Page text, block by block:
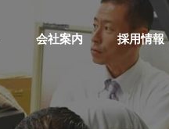
会社案内 採用情報